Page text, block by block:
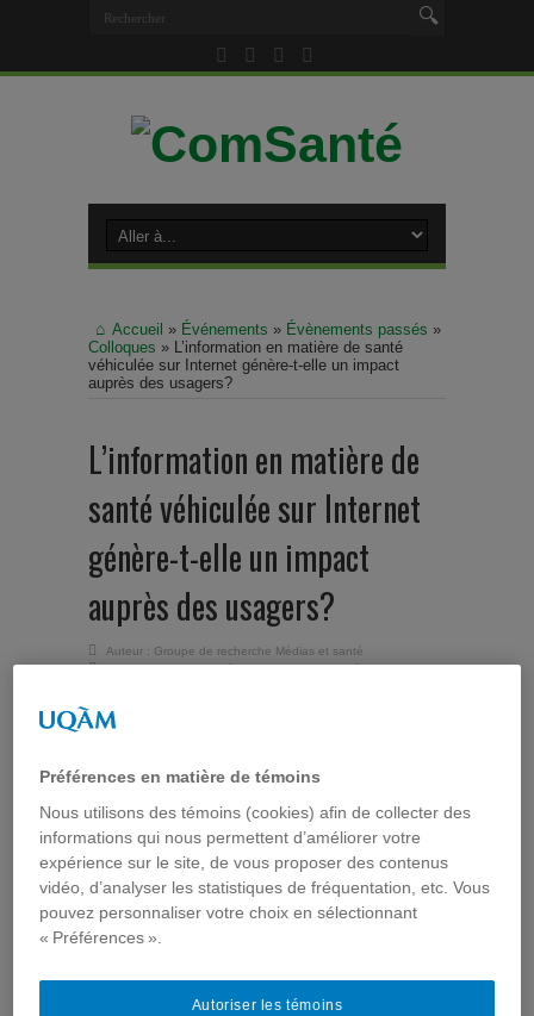
Accueil » Événements » Évènements passés »
Colloques » L’information en matière de santé
véhiculée sur Internet génère-t-elle un impact
auprès des usagers?
L’information en matière de
santé véhiculée sur Internet
génère-t-elle un impact
auprès des usagers?
Auteur : Groupe de recherche Médias et santé
DansColloques,Conférence Internet et santé,
jeudi 17 février 2011
chef adjointe à larevue Santé publique
qui s'est déroulé le 12 mars 2010, dans le cadre de
la conférenceInternet et santé : nouvelles
pratiques, nouveaux enjeux. L'interview porte sur
les impacts de l'Internet santé auprès des usagers,
ainsi que sur les enjeux qui s'y rattachent.
Préférences en matière de témoins
Nous utilisons des témoins (cookies) afin de collecter des
informations qui nous permettent d’améliorer votre
expérience sur le site, de vous proposer des contenus
vidéo, d’analyser les statistiques de fréquentation, etc. Vous
pouvez personnaliser votre choix en sélectionnant
« Préférences ».
Autoriser les témoins